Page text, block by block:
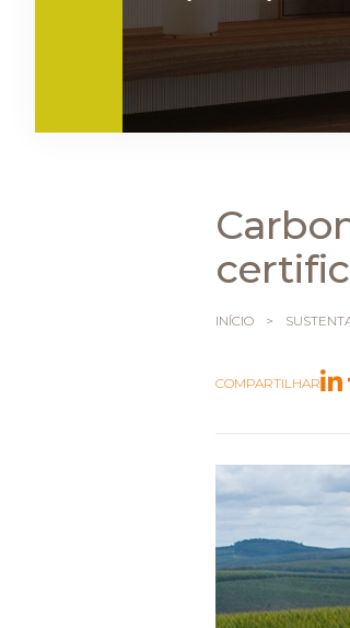
INÍCIO >
COMPARTILHAR